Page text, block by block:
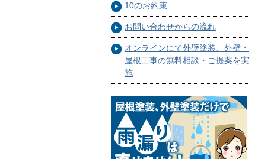
10のお約束
お問い合わせからの流れ
オンラインにて外壁塗装、外壁・
屋根工事の無料相談・ご提案を実
施